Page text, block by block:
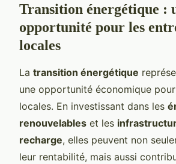
Transition énergétique :
opportunité pour les
locales
La transition énergétique
une opportunité économique
locales. En investissant dans les
renouvelables et les
recharge, elles peuvent non
leur rentabilité, mais aussi